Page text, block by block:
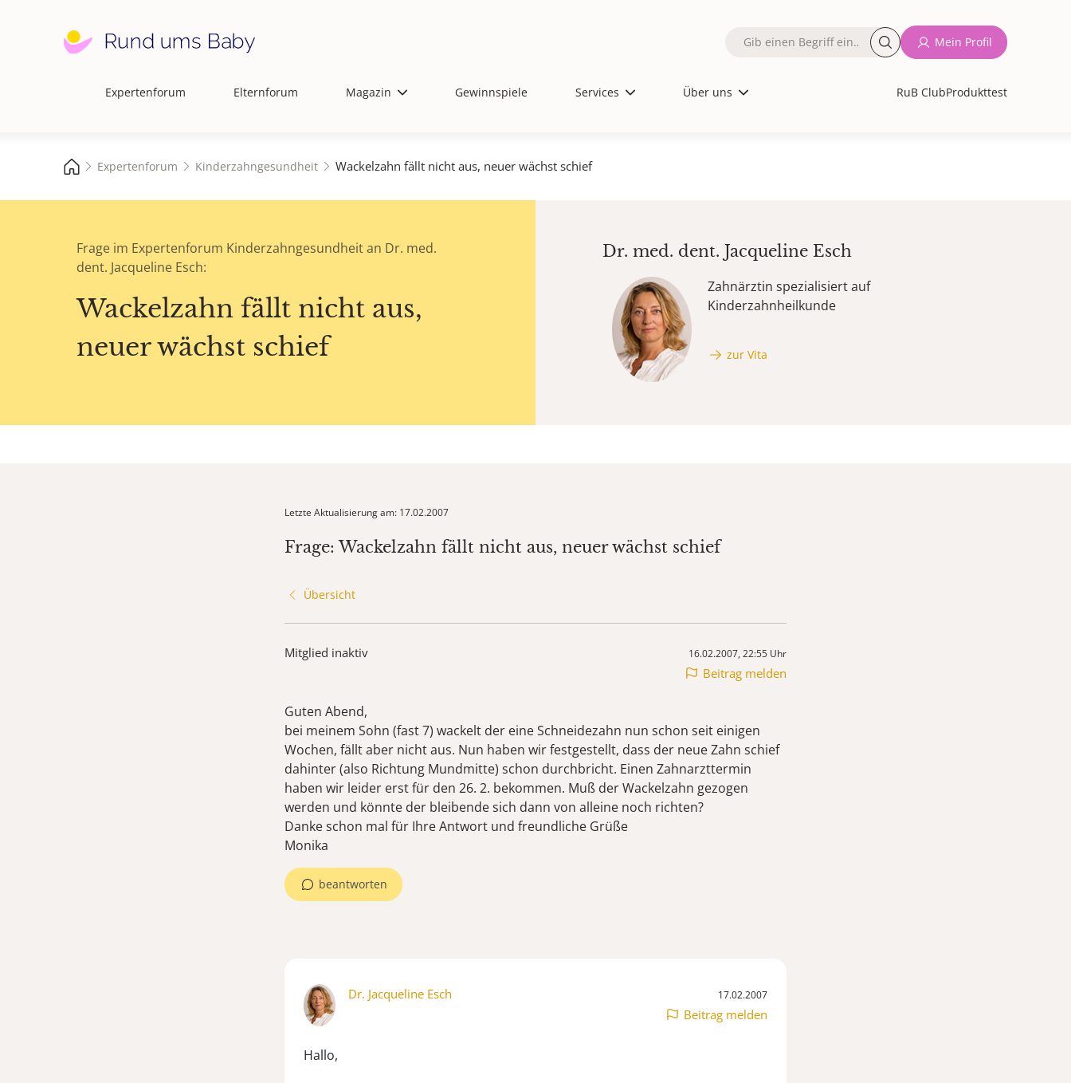
Hauptnavigation
Expertenforum Elternforum Magazin Gewinnspiele Services Über uns RuB ClubProdukttest
Fulltext
Mein Profil
Expertenforum Kinderzahngesundheit Wackelzahn fällt nicht aus, neuer wächst schief
Frage im Expertenforum Kinderzahngesundheit an Dr. med.
dent. Jacqueline Esch:
Wackelzahn fällt nicht aus,
neuer wächst schief
Dr. med. dent. Jacqueline Esch
Zahnärztin spezialisiert auf
Kinderzahnheilkunde
zur Vita
Letzte Aktualisierung am: 17.02.2007
Frage: Wackelzahn fällt nicht aus, neuer wächst schief
Übersicht
Mitglied inaktiv 16.02.2007, 22:55 Uhr
Beitrag melden
Guten Abend,
bei meinem Sohn (fast 7) wackelt der eine Schneidezahn nun schon seit einigen
Wochen, fällt aber nicht aus. Nun haben wir festgestellt, dass der neue Zahn schief
dahinter (also Richtung Mundmitte) schon durchbricht. Einen Zahnarzttermin
haben wir leider erst für den 26. 2. bekommen. Muß der Wackelzahn gezogen
werden und könnte der bleibende sich dann von alleine noch richten?
Danke schon mal für Ihre Antwort und freundliche Grüße
Monika
beantworten
Dr. Jacqueline Esch 17.02.2007
Beitrag melden
Hallo,